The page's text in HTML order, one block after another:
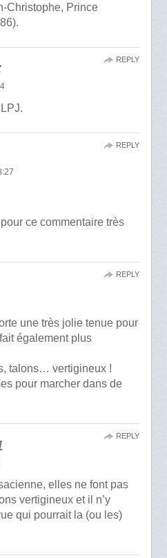
Christophe, Prince
REPLY
ce commentaire très
REPLY
une très jolie tenue pour
également plus
talons… vertigineux !
pour marcher dans de
REPLY
elles ne font pas
vertigineux et il n’y
qui pourrait la (ou les)
REPLY